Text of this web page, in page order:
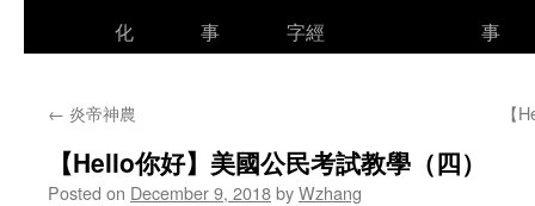
化
事
字經
事
← 炎帝神農 【
【Hello你好】美國公民考試教學（四）
Posted on December 9, 2018byWzhang